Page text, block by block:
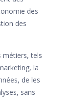
des
des
métiers, tels
la
de les
sans